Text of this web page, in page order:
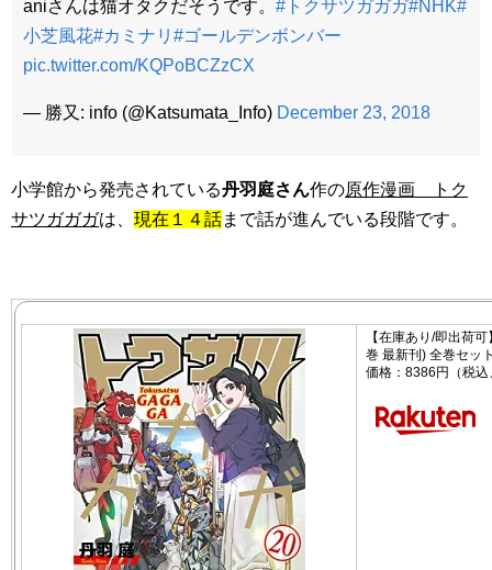
aniさんは猫オタクだそうです。 #トクサツガガガ#NHK#
小芝風花#カミナリ #ゴールデンボンバー
pic.twitter.com/KQPoBCZzCX
— 勝又: info (@Katsumata_Info) December 23, 2018
小学館から発売されている丹羽庭さん作の原作漫画 トク
サツガガガは、 現在１４話まで話が進んでいる段階です。
【在庫あり/即出荷
巻 最新刊) 全巻セッ
価格：8386円（税